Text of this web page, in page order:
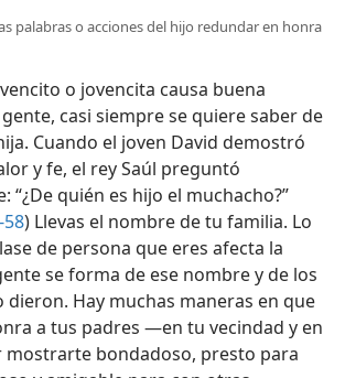
palabras o acciones del hijo redundar en honra
o jovencita causa buena
casi siempre se quiere saber de
Cuando el joven David demostró
y fe, el rey Saúl preguntó
“¿De quién es hijo el muchacho?”
58) Llevas el nombre de tu familia. Lo
de persona que eres afecta la
se forma de ese nombre y de los
dieron. Hay muchas maneras en que
a tus padres —en tu vecindad y en
bondadoso, presto para